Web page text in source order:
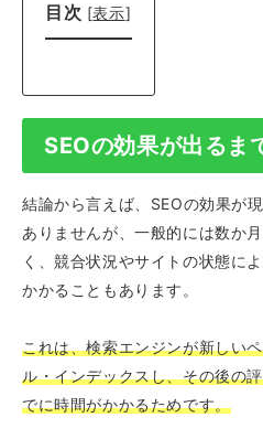
目次 [表示]
SEOの効果が出るま
結論から言えば、SEOの効果が
ありませんが、一般的には数か
く、競合状況やサイトの状態に
かかることもあります。
これは、検索エンジンが新しい
ル・インデックスし、その後の
でに時間がかかるためです。